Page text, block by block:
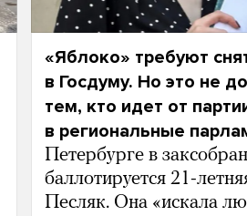
«Яблоко» требуют
в Госдуму. Но это не
тем, кто идет от
в региональные
Петербурге в
баллотируется 21-
Песляк. Она «искала